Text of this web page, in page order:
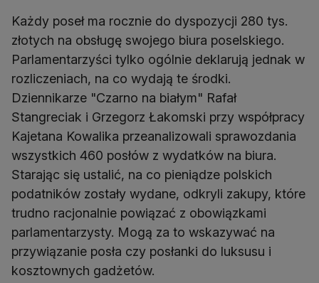
Każdy poseł ma rocznie do dyspozycji 280 tys.
złotych na obsługę swojego biura poselskiego.
Parlamentarzyści tylko ogólnie deklarują jednak w
rozliczeniach, na co wydają te środki.
Dziennikarze "Czarno na białym" Rafał
Stangreciak i Grzegorz Łakomski przy współpracy
Kajetana Kowalika przeanalizowali sprawozdania
wszystkich 460 posłów z wydatków na biura.
Starając się ustalić, na co pieniądze polskich
podatników zostały wydane, odkryli zakupy, które
trudno racjonalnie powiązać z obowiązkami
parlamentarzysty. Mogą za to wskazywać na
przywiązanie posła czy posłanki do luksusu i
kosztownych gadżetów.